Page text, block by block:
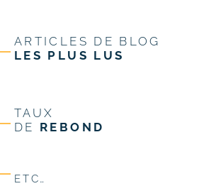
ARTICLES DE BLOG
LES PLUS LUS
TAUX
DE REBOND
ETC…